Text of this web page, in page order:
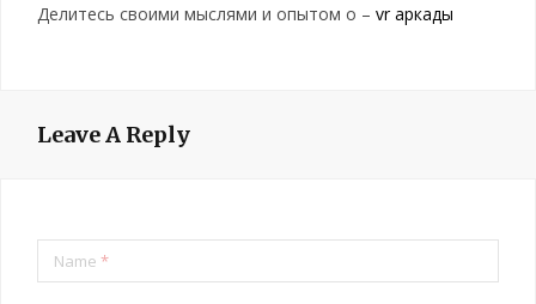
Делитесь своими мыслями и опытом о – vr аркады
Leave A Reply
Name *